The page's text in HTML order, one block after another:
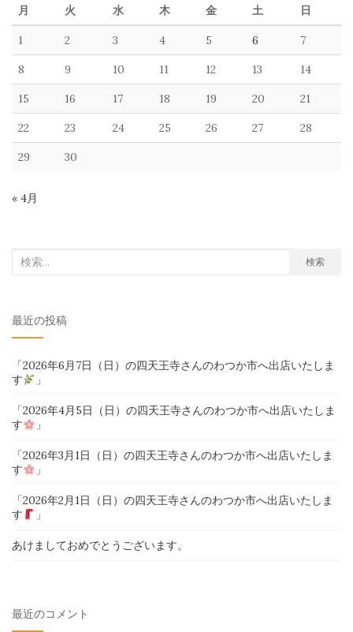
月 火 水 木 金 土 日
1 2 3 4 5 6 7
8 9 10 11 12 13 14
15 16 17 18 19 20 21
22 23 24 25 26 27 28
29 30
« 4月
検
象:
検索
最近の投稿
「2026年6月7日（日）の四天王寺さんのわつか市へ出店いたしま
す
」
「2026年4月5日（日）の四天王寺さんのわつか市へ出店いたしま
す
」
「2026年3月1日（日）の四天王寺さんのわつか市へ出店いたしま
す
」
「2026年2月1日（日）の四天王寺さんのわつか市へ出店いたしま
す
」
あけましておめでとうございます。
最近のコメント